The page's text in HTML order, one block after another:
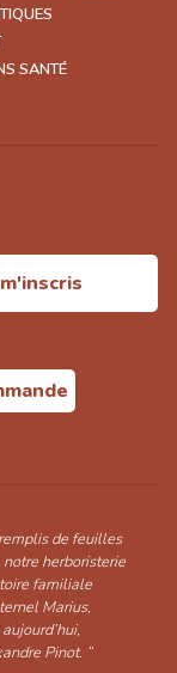
SANTÉ
de feuilles
herboristerie
familiale
Marius,
Pinot. ”